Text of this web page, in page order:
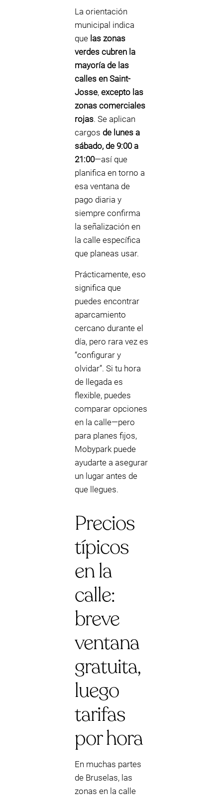
La orientación
municipal indica
que las zonas
verdes cubren la
mayoría de las
calles en Saint-
Josse, excepto las
zonas comerciales
rojas. Se aplican
cargos de lunes a
sábado, de 9:00 a
21:00—así que
planifica en torno a
esa ventana de
pago diaria y
siempre confirma
la señalización en
la calle específica
que planeas usar.
Prácticamente, eso
significa que
puedes encontrar
aparcamiento
cercano durante el
día, pero rara vez es
“configurar y
olvidar”. Si tu hora
de llegada es
flexible, puedes
comparar opciones
en la calle—pero
para planes fijos,
Mobypark puede
ayudarte a asegurar
un lugar antes de
que llegues.
Precios
típicos
en la
calle:
breve
ventana
gratuita,
luego
tarifas
por hora
En muchas partes
de Bruselas, las
zonas en la calle